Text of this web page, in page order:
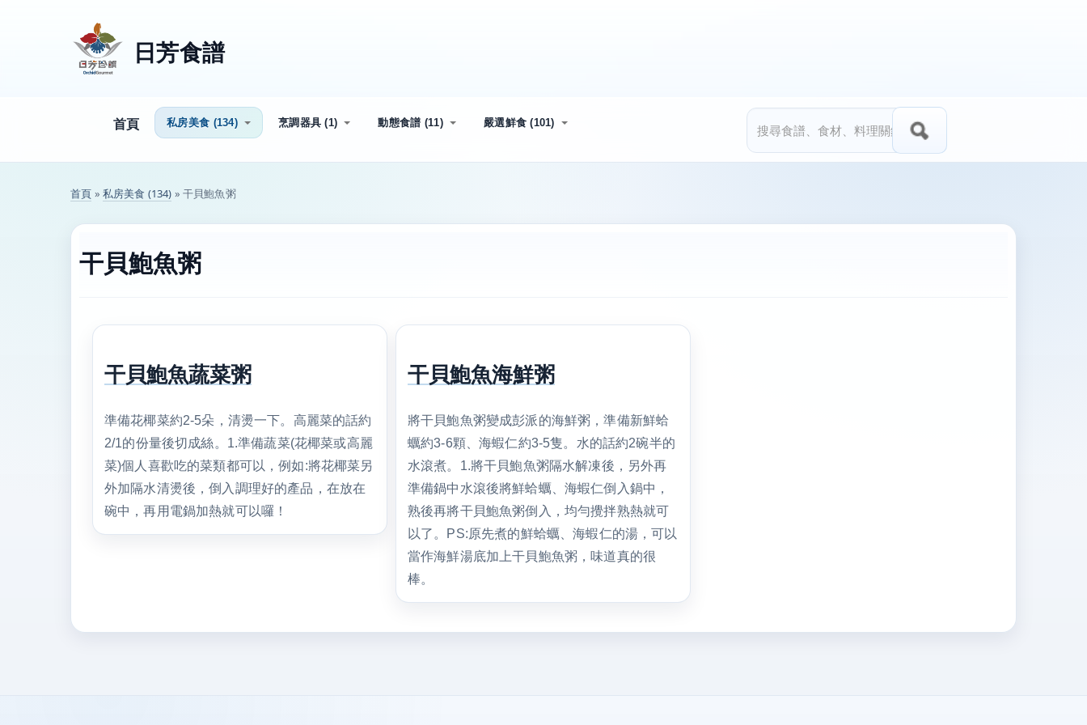
日芳食譜
搜尋表單
搜尋
首頁 私房美食 (134) 烹調器具 (1) 動態食譜 (11) 嚴選鮮食 (101)
您在這裡
首頁 » 私房美食 (134) » 干貝鮑魚粥
干貝鮑魚粥
干貝鮑魚蔬菜粥
準備花椰菜約2-5朵，清燙一下。高麗菜的話約
2/1的份量後切成絲。1.準備蔬菜(花椰菜或高麗
菜)個人喜歡吃的菜類都可以，例如:將花椰菜另
外加隔水清燙後，倒入調理好的產品，在放在
碗中，再用電鍋加熱就可以囉！
干貝鮑魚海鮮粥
將干貝鮑魚粥變成彭派的海鮮粥，準備新鮮蛤
蠣約3-6顆、海蝦仁約3-5隻。水的話約2碗半的
水滾煮。1.將干貝鮑魚粥隔水解凍後，另外再
準備鍋中水滾後將鮮蛤蠣、海蝦仁倒入鍋中，
熟後再將干貝鮑魚粥倒入，均勻攪拌熟熱就可
以了。PS:原先煮的鮮蛤蠣、海蝦仁的湯，可以
當作海鮮湯底加上干貝鮑魚粥，味道真的很
棒。